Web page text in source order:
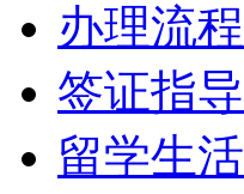
办理流程
签证指导
留学生活